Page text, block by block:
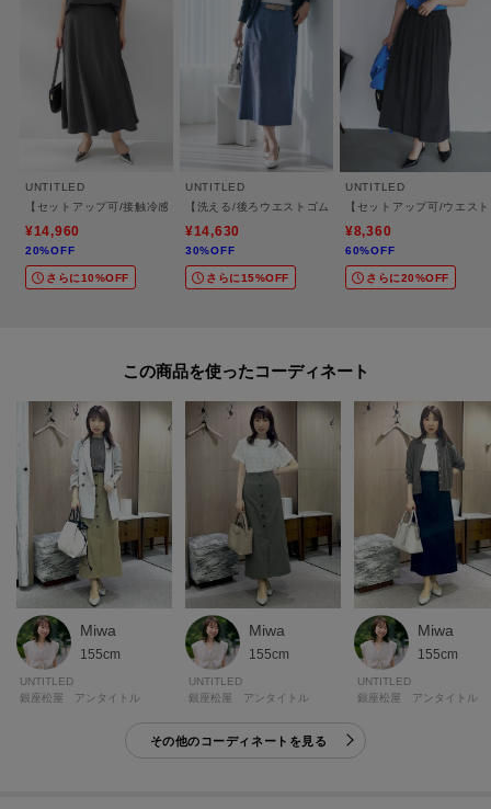
【着こなしポイント】
フロントの飾りボタンをアクセントに、トップスはインしてメリハリのある
スタイルに。
ボリューム袖トップスでフェミニンに、シャツでクリーンに、幅広いコーデ
ィネートが可能です。
【仕様】
・ポケット数：横×2
・左脇ファスナー
・ウエスト後ろゴム
※この製品は、太陽光線中の紫外線（UV）を通しにくくします。この効果は
永久的ではありません。
※照明の関係により、実際よりも色味が違って見える場合があります。ま
た、パソコン・スマートフォンなどの環境により、若干製品と画像のカラー
が異なる場合もございます。
モデル情報：身長163cm B80 W59 H82 着用サイズ：02（M）
UNTITLED
【セットアップ可/接触冷感/遮熱】リラクシーフレアスカート
¥14,960
20%OFF
さらに10%OFF
UNTITLED
【洗える/後ろウエストゴム】オックスアイラインスカー
¥14,630
30%OFF
さらに15%OFF
UNTITLED
【セットアップ可/ウエス
¥8,360
60%OFF
さらに20%OFF
この商品を使った
Miwa
155cm
UNTITLED
銀座松屋 アンタイトル
Miwa
155cm
UNTITLED
銀座松屋 アンタイトル
Miwa
155cm
UNTITLED
銀座松屋 アンタイトル
その他のコーディネートを見る